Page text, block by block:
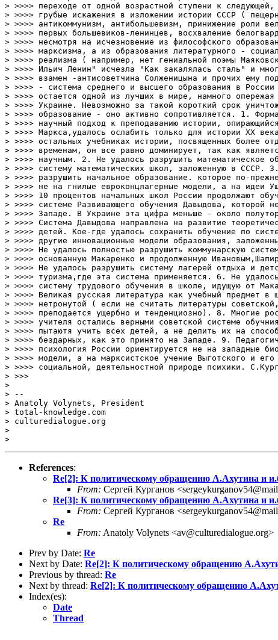
> >>>> переходе от одной возрастной ступени к следующей,
> >>>> грубые искажения в изложении истории СССР (
> >>>> антикоммунизм, антибольшевизм, принижение роли
> >>>> первых большевиков-ленинцев, восхваление
> >>>> несмотря на исчезновение из философского
> >>>> марксизма, а из образования литературного -
> >>>> реализма ( например, нет гениальной поэмы
> >>>> Ильич Ленин" исчезла "Как закалялась сталь" и
> >>>> взамен -антисоветчина Солженицына и прочих ему
> >>>> - система среднего и высшего образования в
> >>>> остается одной из лучших в мире, намного опережая
> >>>> Украине. Невозможно за такой короткий срок
> >>>> образование - оно активно сопротивляется. 1.
> >>>> научный подход к преподаванию истории,
> >>>> Маркса,удалось ослабить только для истории ХХ
> >>>> остальных учебниках истории, посвященных более
> >>>> временам, он все равно доминирует, так как
> >>>> научным. 2. Не удалось разрушить математическое
> >>>> систему математических школ, заложенную в СССР.
> >>>> разрушить начальное образование. которое по-
> >>>> не на гнилые евроконцлагерные модели, а на идеи
> >>>> 10 процентов начальных школ России продолжают
> >>>> системе Развивающего обучения Давыдова, которой
> >>>> Западе. В Украине эта цифра меньше - около
> >>>> Система Давыдова направлена на развитие
> >>>> детей. Кое-где удалось сохранить обучение по
> >>>> другие инновационные модели образования,
> >>>> Не удалось полностью разрушить коммунарскую
> >>>> основанную Макаренко и продолженную
> >>>> Не удалось разрушить систему лагерей отдыха и
> >>>> туризма,где эта система применяется. 6. Не
> >>>> систему трудового обучения в школе, идущую от
> >>>> Великая русская литература как учебный предмет в
> >>>> нетронутой ( если не считать литературы
> >>>> преподается ущербно и тенденциозно). 8. Многие
> >>>> учителя остались верными советской системе
> >>>> пытаютя учить всех детей, а не делить их на
> >>>> бездарных, как это принято на Западе. 9.
> >>>> психология России ориентируется не на западные
> >>>> модели, а на марксистское учение Выготского и его
> >>>> социальной, деятельностной природе психики.
> >>>
>
> --
> Anatoly Volynets, President
> total-knowledge.com
> culturedialogue.org
>
>
References:
Re[2]: К политическому обращению А.Ахутина и
From: Сергей Курганов
Re[3]: К политическому обращению А.Ахутина и
From: Сергей Курганов
Re
From: Anatoly Volynets <av@culturedialogue.org>
Prev by Date: Re
Next by Date: Re[2]: К политическому обращению
Previous by thread: Re
Next by thread: Re[2]: К политическому обращению
Index(es):
Date
Thread